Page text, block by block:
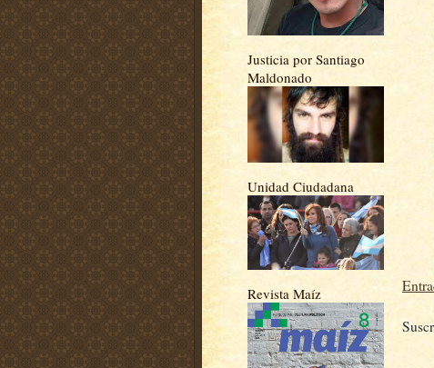
Justicia por Santiago
Maldonado
Unidad Ciudadana
Revista Maíz